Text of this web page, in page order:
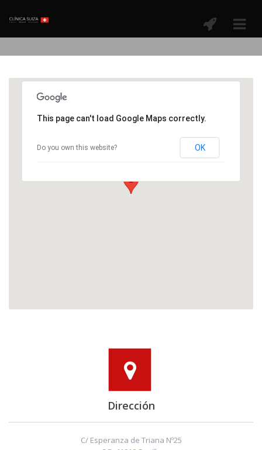
This page can't load Google Maps correctly.
Do you own this website? OK
Dirección
C/ Esperanza de Triana Nº25